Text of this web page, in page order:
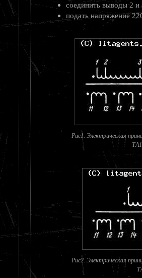
соединить выводы 2 и
подать напряжение
Рис1. Электрическая
Рис2. Электрическая